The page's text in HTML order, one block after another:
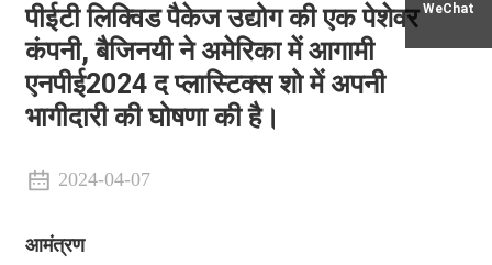
WeChat
पीईटी लिक्विड पैकेज उद्योग की एक पेशेवर
कंपनी, बैजिनयी ने अमेरिका में आगामी
एनपीई2024 द प्लास्टिक्स शो में अपनी
भागीदारी की घोषणा की है।
2024-04-07
आमंत्रण